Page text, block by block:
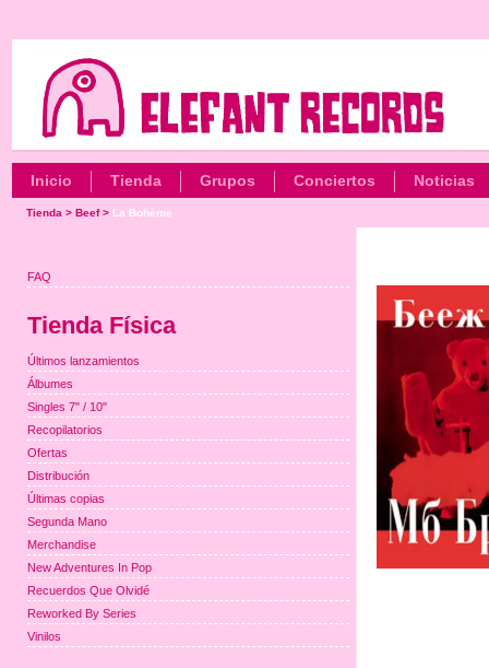
Inicio Tienda Grupos Conciertos Noticias
Tienda > Beef> La Bohème
FAQ
Tienda Física
Últimos lanzamientos
Álbumes
Singles 7" / 10"
Recopilatorios
Ofertas
Distribución
Últimas copias
Segunda Mano
Merchandise
New Adventures In Pop
Recuerdos Que Olvidé
Reworked By Series
Vinilos